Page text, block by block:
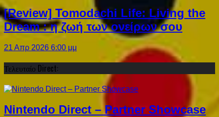
[Review] Tomodachi Life: Living the
Dream : η ζωή των ονείρων σου
21 Απρ 2026 6:00 μμ
Τελευταίο Direct:
Nintendo Direct – Partner Showcase